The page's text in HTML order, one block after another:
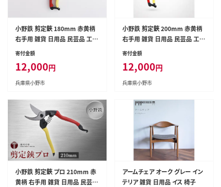
小野鉄 剪定鋏 180mm 赤黄柄
右手用 雑貨 日用品 民芸品 工芸
品 伝統技術
寄付金額
12,000円
兵庫県小野市
小野鉄 剪定鋏 200mm 赤黄柄
右手用 雑貨 日用品 民芸品 工芸
品 伝統技術
寄付金額
12,000円
兵庫県小野市
小野鉄 剪定鋏 プロ 210mm 赤
黄柄 右手用 雑貨 日用品 民芸品
アームチェア オーク グレー イン
テリア 雑貨 日用品 イス 椅子